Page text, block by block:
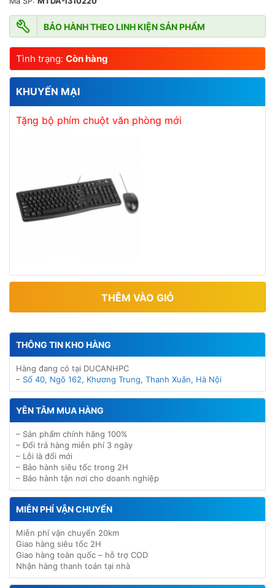
BẢO HÀNH THEO LINH KIỆN SẢN PHẨM
Tình trạng: Còn hàng
KHUYẾN MẠI
Tặng bộ phím chuột văn phòng mới
THÊM VÀO GIỎ
THÔNG TIN KHO HÀNG
Hàng đang có tại DUCANHPC
– Số 40, Ngõ 162, Khương Trung, Thanh Xuân, Hà Nội
YÊN TÂM MUA HÀNG
– Sản phẩm chính hãng 100%
– Đổi trả hàng miễn phí 3 ngày
– Lỗi là đổi mới
– Bảo hành siêu tốc trong 2H
– Bảo hành tận nơi cho doanh nghiệp
MIỄN PHÍ VẬN CHUYỂN
Miễn phí vận chuyển 20km
Giao hàng siêu tốc 2H
Giao hàng toàn quốc – hỗ trợ COD
Nhận hàng thanh toán tại nhà